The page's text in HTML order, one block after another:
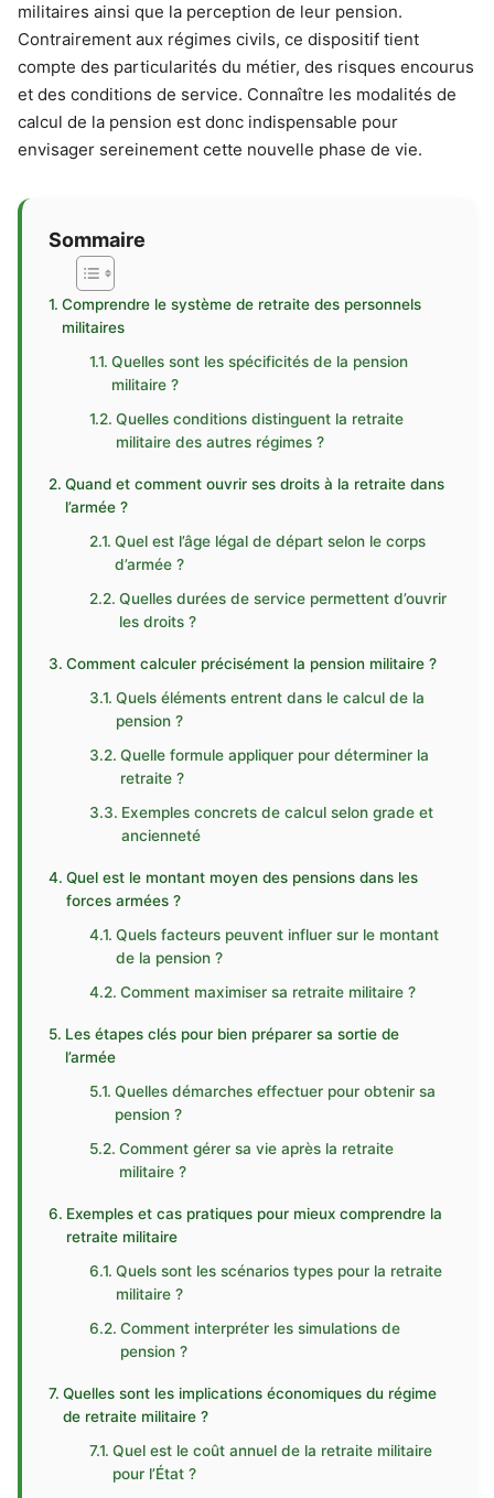
militaires ainsi que la perception de leur pension.
Contrairement aux régimes civils, ce dispositif tient
compte des particularités du métier, des risques encourus
et des conditions de service. Connaître les modalités de
calcul de la pension est donc indispensable pour
envisager sereinement cette nouvelle phase de vie.
Sommaire
Comprendre le système de retraite des personnels
militaires
Quelles sont les spécificités de la pension
militaire ?
Quelles conditions distinguent la retraite
militaire des autres régimes ?
Quand et comment ouvrir ses droits à la retraite dans
l’armée ?
Quel est l’âge légal de départ selon le corps
d’armée ?
Quelles durées de service permettent d’ouvrir
les droits ?
Comment calculer précisément la pension militaire ?
Quels éléments entrent dans le calcul de la
pension ?
Quelle formule appliquer pour déterminer la
retraite ?
Exemples concrets de calcul selon grade et
ancienneté
Quel est le montant moyen des pensions dans les
forces armées ?
Quels facteurs peuvent influer sur le montant
de la pension ?
Comment maximiser sa retraite militaire ?
Les étapes clés pour bien préparer sa sortie de
l’armée
Quelles démarches effectuer pour obtenir sa
pension ?
Comment gérer sa vie après la retraite
militaire ?
Exemples et cas pratiques pour mieux comprendre la
retraite militaire
Quels sont les scénarios types pour la retraite
militaire ?
Comment interpréter les simulations de
pension ?
Quelles sont les implications économiques du régime
de retraite militaire ?
Quel est le coût annuel de la retraite militaire
pour l’État ?